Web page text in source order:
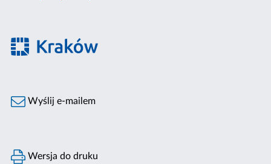
Wyślij e-mailem
Wersja do druku